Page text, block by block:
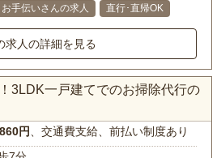
お手伝いさんの求人 直行･直帰OK
求人の詳細を見る
3LDK一戸建てでのお掃除代行の
円、交通費支給、前払い制度あり